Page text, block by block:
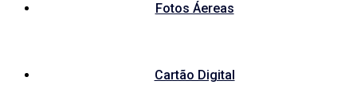
Fotos Áereas
Cartão Digital